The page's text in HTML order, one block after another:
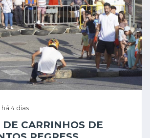
há 4 dias
DE CARRINHOS DE